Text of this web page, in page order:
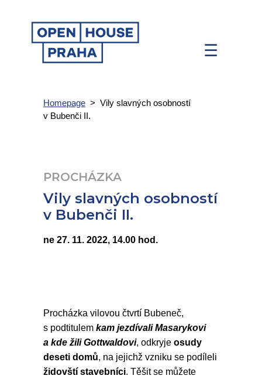
☰
Homepage > Vily slavných osobností
v Bubenči II.
PROCHÁZKA
Vily slavných osobností
v Bubenči II.
ne 27. 11. 2022, 14.00 hod.
Procházka vilovou čtvrtí Bubeneč,
s podtitulem kam jezdívali Masarykovi
a kde žili Gottwaldovi, odkryje osudy
deseti domů, na jejichž vzniku se podíleli
židovští stavebníci. Těšit se můžete